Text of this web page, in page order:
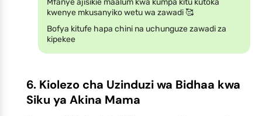
kwenye mkusanyiko wetu wa zawadi 🥰
Bofya kitufe hapa chini na uchunguze zawadi za
kipekee
6. Kiolezo cha Uzinduzi wa Bidhaa kwa
Siku ya Akina Mama